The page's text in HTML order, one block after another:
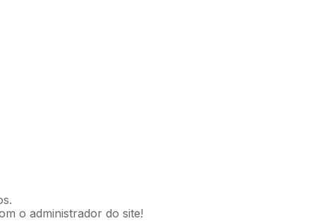
o administrador do site!